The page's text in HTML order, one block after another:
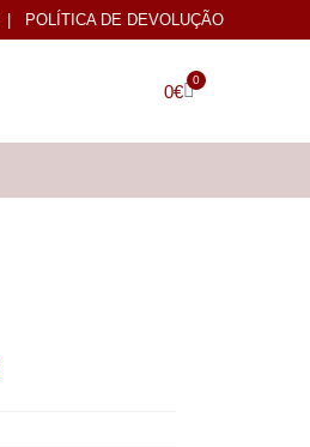
| POLÍTICA DE DEVOLUÇÃO
0€
0